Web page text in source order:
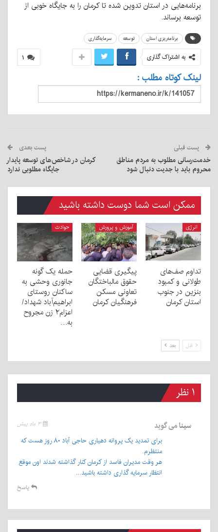
برنامه‌هایی در استان تدوین شده تا کرمان را به جایگاه خوبی از
توسعه برساند.
برنامه‌ریزی استان توسعه سرمایه‌گذاری
۱ به اشتراک گذاری
لینک کوتاه مطلب :
پست قبلی
خدمت‌رسانی مطلوب به مردم مناطق
محروم باید با جدیت دنبال شود
پست بعدی
کرمان در شاخص‌های توسعه پایدار
جایگاه مطلوبی ندارد
ممکن است شما دوست داشته باشید
انرژی
تداوم صف‌های
طولانی و کمبود
بنزین در جنوب
استان کرمان
آموزش و پرورش
پیگیری قضایی
حقوق مالباختگان
تعاونی مسکن
فرهنگیان کرمان
حوادث
حمله یک گونه
جانوری وحشی به
ساکنان روستای
ابراهیم‌آباد شهداد/
اعزام۲ زن مجروح
به…
قبل بعد
۱ نظر
سینامی گوید ۳ ماه پیش
برای تمدید یک پروانه دهیاری حاجی آباد ۸۰ روز هست که
منتظرم.
هر وقت مدیران فاسد از کرمان کنار گذاشته شدند اون موقع
انتظار سرمایه گذاری داشته باشید…
پاسخ